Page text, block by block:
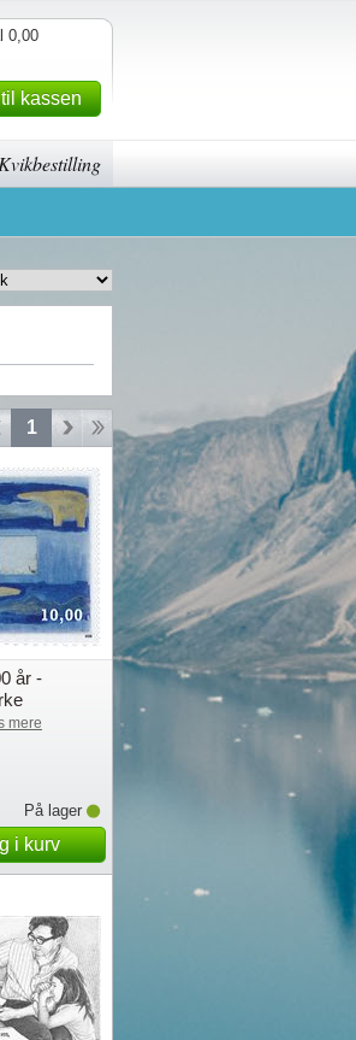
0,00
kassen
Kvikbestilling
1
år -
mere
På lager
i kurv